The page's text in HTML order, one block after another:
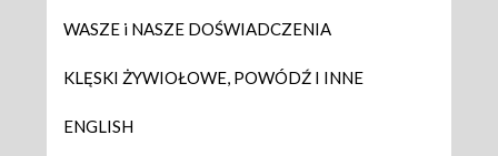
WASZE i NASZE DOŚWIADCZENIA
KLĘSKI ŻYWIOŁOWE, POWÓDŹ I INNE
ENGLISH